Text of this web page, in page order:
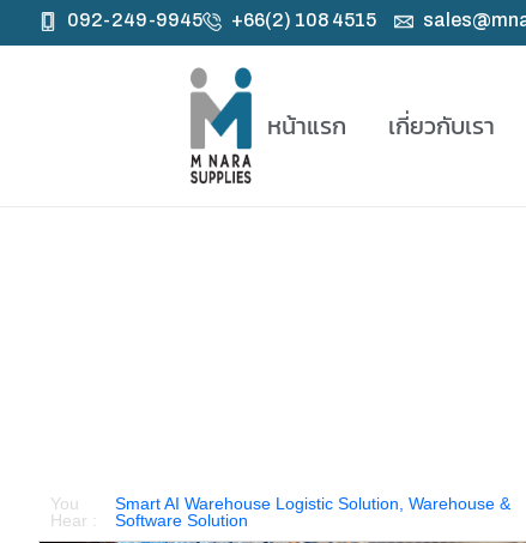
092-249-9945 +66(2) 108 4515
หน้าแรก เกี่ยวกับเรา
You
Hear :
Smart AI Warehouse Logistic Solution Warehouse &
Software Solution